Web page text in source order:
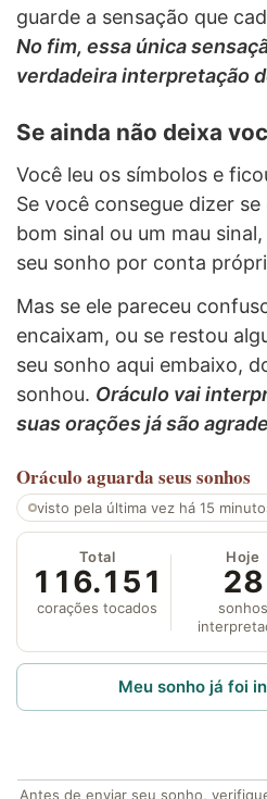
guarde a sensação que
No fim, essa única
verdadeira interpretação
Se ainda não deixa
Você leu os símbolos e
Se você consegue dizer se
bom sinal ou um mau
seu sonho por conta
Mas se ele pareceu
encaixam, ou se restou
seu sonho aqui embaixo,
sonhou. Oráculo vai
suas orações já são
Oráculo aguarda seus sonhos
visto pela última vez há 15
Total
116.151
corações tocados
Hoje
28
sonhos
Meu sonho já foi
Antes de enviar seu sonho,